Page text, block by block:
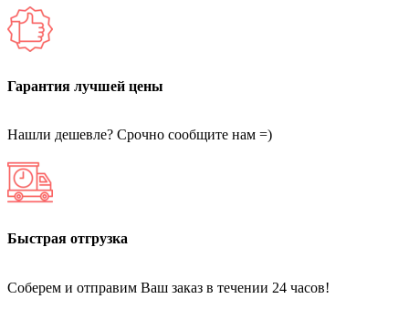
Гарантия лучшей цены
Нашли дешевле? Срочно сообщите нам =)
Быстрая отгрузка
Соберем и отправим Ваш заказ в течении 24 часов!